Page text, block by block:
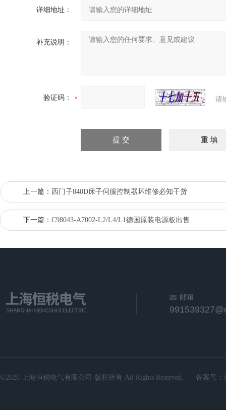
详细地址：
补充说明：
验证码： 请
上一篇： 西门子840D床子伺服控制器坏维修必知干货
下一篇： C98043-A7002-L2/L4/L1德国原装电源板出售
邮箱
©2026 上海恒税电气有限公司 版权所有 All Rights Reserved. 备案号：